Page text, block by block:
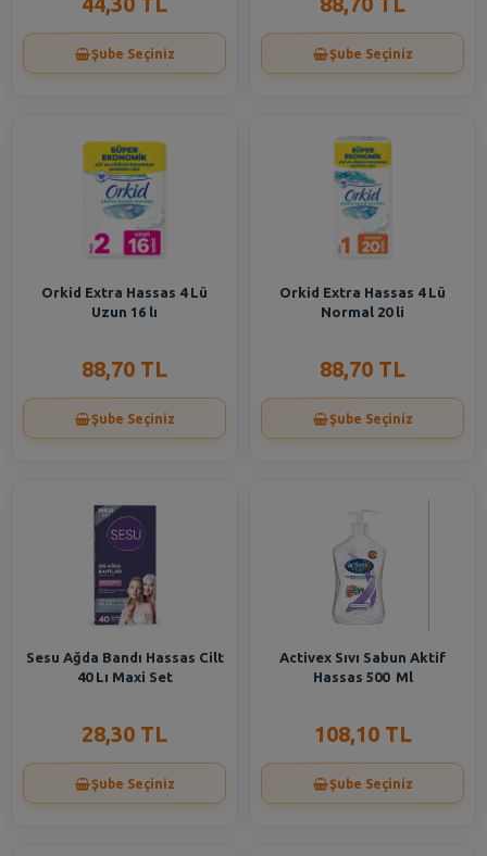
Şube Seçiniz Şube Seçiniz
Orkid Extra Hassas 4 Lü
Uzun 16 lı
88,70 TL
Şube Seçiniz
Orkid Extra Hassas 4 Lü
Normal 20 li
88,70 TL
Şube Seçiniz
Sesu Ağda Bandı Hassas Cilt
40 Lı Maxi Set
28,30 TL
Şube Seçiniz
Activex Sıvı Sabun Aktif
Hassas 500 Ml
108,10 TL
Şube Seçiniz